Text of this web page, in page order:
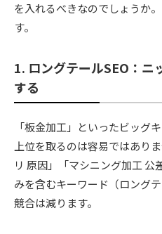
を入れるべきなのでしょうか
す。
1. ロングテールSEO：ニ
する
「板金加工」といったビッグ
上位を取るのは容易ではあり
リ 原因」「マシニング加工
みを含むキーワード（ロング
競合は減ります。